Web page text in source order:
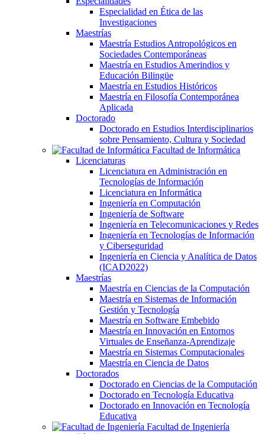
Especialidad en Ética de las
Investigaciones
Maestrías
Maestría Estudios Antropológicos en
Sociedades Contemporáneas
Maestría en Estudios Amerindios y
Educación Bilingüe
Maestría en Estudios Históricos
Maestría en Filosofía Contemporánea
Aplicada
Doctorado
Doctorado en Estudios Interdisciplinarios
sobre Pensamiento, Cultura y Sociedad
Facultad de Informática
Licenciaturas
Licenciatura en Administración en
Tecnologías de Información
Licenciatura en Informática
Ingeniería en Computación
Ingeniería de Software
Ingeniería en Telecomunicaciones y Redes
Ingeniería en Tecnologías de Información
y Ciberseguridad
Ingeniería en Ciencia y Analítica de Datos
(ICAD2022)
Maestrías
Maestría en Ciencias de la Computación
Maestría en Sistemas de Información
Gestión y Tecnología
Maestría en Software Embebido
Maestría en Innovación en Entornos
Virtuales de Enseñanza-Aprendizaje
Maestría en Sistemas Computacionales
Maestría en Ciencia de Datos
Doctorados
Doctorado en Ciencias de la Computación
Doctorado en Tecnología Educativa
Doctorado en Innovación en Tecnología
Educativa
Facultad de Ingeniería